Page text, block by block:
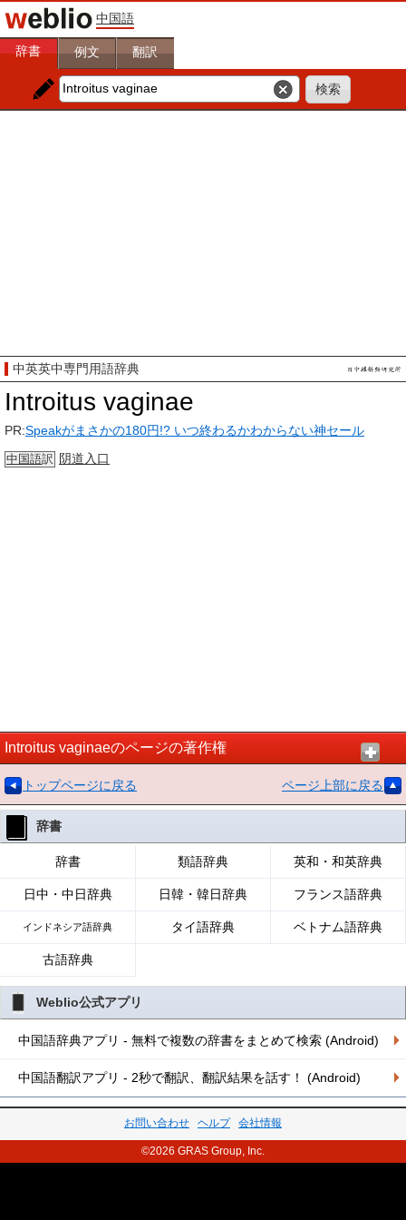
中国語
辞書 例文 翻訳
中英英中専門用語辞典
Introitus vaginae
PR:Speakがまさかの180円!? いつ終わるかわからない神セール
中国語訳 阴道 入口
Introitus vaginaeのページの著作権
トップページに戻る ページ上部に戻る
辞書
辞書 類語辞典 英和・和英辞典
日中・中日辞典 日韓・韓日辞典 フランス語辞典
インドネシア語辞典 タイ語辞典 ベトナム語辞典
古語辞典
Weblio公式アプリ
中国語辞典アプリ - 無料で複数の辞書をまとめて検索 (Android)
中国語翻訳アプリ - 2秒で翻訳、翻訳結果を話す！ (Android)
お問い合わせ ヘルプ 会社情報
©2026 GRAS Group, Inc.